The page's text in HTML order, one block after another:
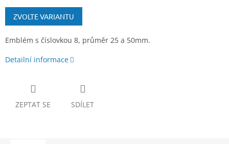
Měrná
cena:
ZVOLTE VARIANTU
Emblém s číslovkou 8, průměr 25 a 50mm.
Detailní informace
ZEPTAT SE SDÍLET